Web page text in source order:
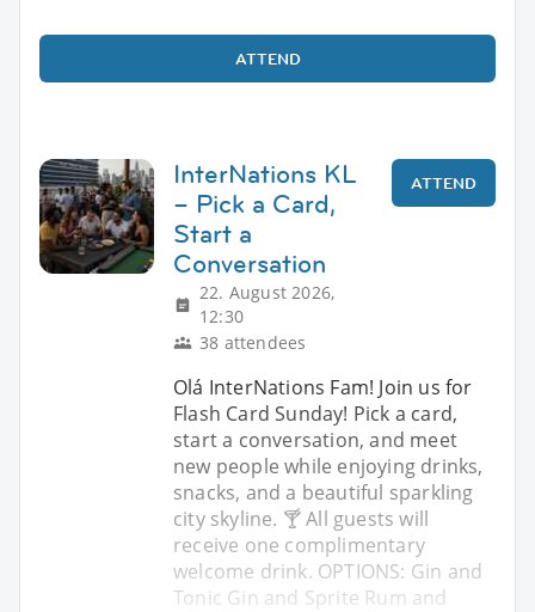
ATTEND
InterNations KL
– Pick a Card,
Start a
Conversation
22. August 2026,
12:30
38 attendees
ATTEND
Olá InterNations Fam! Join us for
Flash Card Sunday! Pick a card,
start a conversation, and meet
new people while enjoying drinks,
snacks, and a beautiful sparkling
city skyline. 🍸 All guests will
receive one complimentary
welcome drink. OPTIONS: Gin and
Tonic Gin and Sprite Rum and